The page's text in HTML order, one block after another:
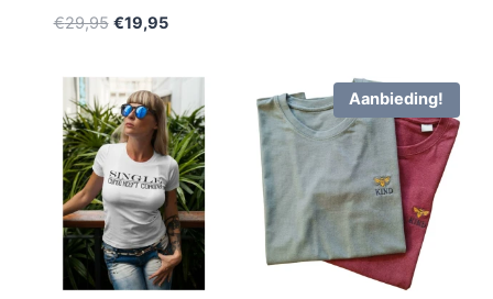
€29,95 €19,95
Aanbieding!